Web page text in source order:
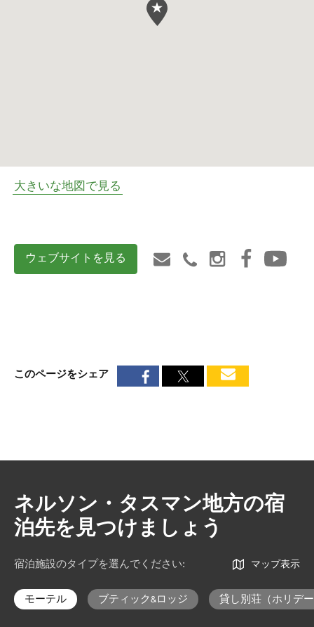
大きいな地図で見る
ウェブサイトを見る
このページをシェア
ネルソン・タスマン地方の宿
泊先を見つけましょう
宿泊施設のタイプを選んでください: マップ表示
モーテル ブティック&ロッジ 貸し別荘（ホリデ